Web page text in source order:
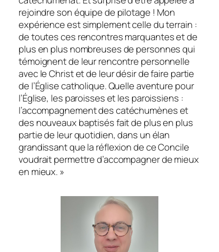
rejoindre son équipe de pilotage ! Mon
expérience est simplement celle du terrain :
de toutes ces rencontres marquantes et de
plus en plus nombreuses de personnes qui
témoignent de leur rencontre personnelle
avec le Christ et de leur désir de faire partie
de l’Église catholique. Quelle aventure pour
l’Église, les paroisses et les paroissiens :
l’accompagnement des catéchumènes et
des nouveaux baptisés fait de plus en plus
partie de leur quotidien, dans un élan
grandissant que la réflexion de ce Concile
voudrait permettre d’accompagner de mieux
en mieux. »